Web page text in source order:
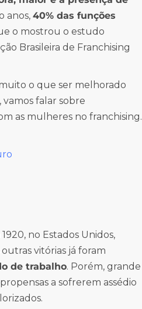
anos, 40% das funções
o mostrou o estudo
Brasileira de Franchising
muito o que ser melhorado
falar sobre
as mulheres no franchising.
no Estados Unidos,
outras vitórias já foram
de trabalho. Porém, grande
a sofrerem assédio